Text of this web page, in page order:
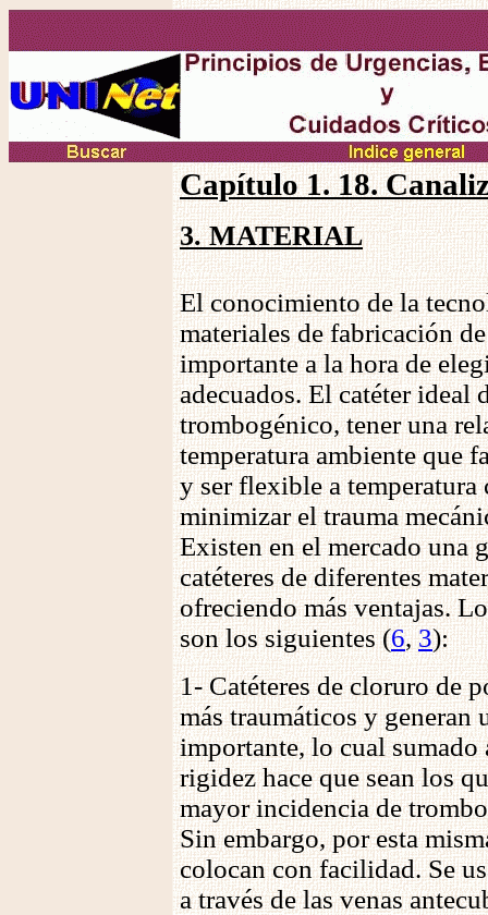
Capítulo 1. 18.
3. MATERIAL
El conocimiento de la
materiales de fabricación
importante a la hora de
adecuados. El catéter ideal
trombogénico, tener una
temperatura ambiente que
y ser flexible a temperatura
minimizar el trauma
Existen en el mercado una
catéteres de diferentes
ofreciendo más ventajas.
son los siguientes (6,3):
1- Catéteres de cloruro de
más traumáticos y generan
importante, lo cual sumado
rigidez hace que sean los
mayor incidencia de
Sin embargo, por esta
colocan con facilidad. Se
a través de las venas